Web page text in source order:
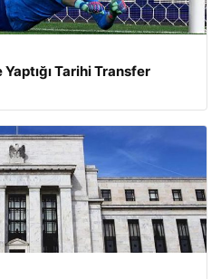
Yaptığı Tarihi Transfer